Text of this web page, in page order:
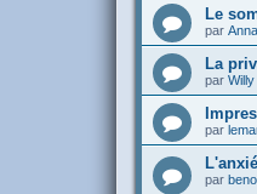
Le
par
La
par Willy
par
par beno